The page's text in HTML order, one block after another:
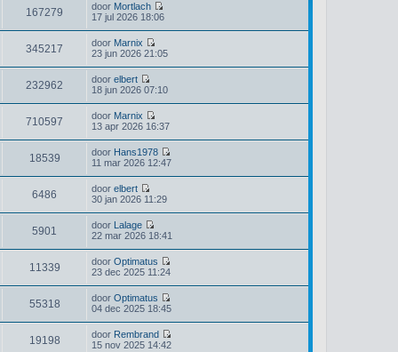
j
k
a
s
t
e
e
r
i
c
167279 door Mortlach
B
j
k
a
s
t
e
b
e
r
c
t
17 jul 2026 18:06
345217 door Marnix
B
j
k
a
t
s
t
e
e
r
c
23 jun 2026 21:05
232962 door elbert
B
k
i
j
k
l
a
s
t
e
b
e
r
i
c
t
18 jun 2026 07:10
710597 door Marnix
B
i
j
k
a
s
t
e
b
e
r
i
c
13 apr 2026 16:37
18539 door Hans1978
B
k
e
e
r
c
11 mar 2026 12:47
6486 door elbert
B
k
i
j
k
l
a
s
t
e
b
e
30 jan 2026 11:29
5901 door Lalage
B
i
j
k
l
a
s
22 mar 2026 18:41
11339 door Optimatus
j
k
a
23 dec 2025 11:24
55318 door Optimatus
B
j
04 dec 2025 18:45
19198 door Rembrand
15 nov 2025 14:42